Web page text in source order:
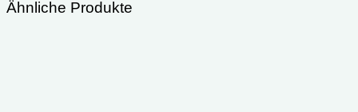
Ähnliche Produkte